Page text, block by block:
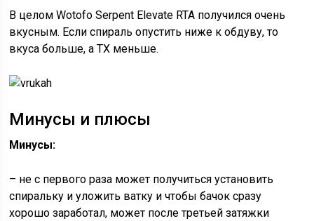
В целом Wotofo Serpent Elevate RTA получился очень
вкусным. Если спираль опустить ниже к обдуву, то
вкуса больше, а ТХ меньше.
Минусы и плюсы
Минусы:
– не с первого раза может получиться установить
спиральку и уложить ватку и чтобы бачок сразу
хорошо заработал, может после третьей затяжки